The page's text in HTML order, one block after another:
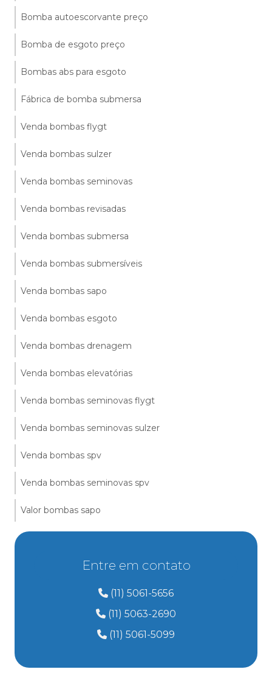
Bomba autoescorvante preço
Bomba de esgoto preço
Bombas abs para esgoto
Fábrica de bomba submersa
Venda bombas flygt
Venda bombas sulzer
Venda bombas seminovas
Venda bombas revisadas
Venda bombas submersa
Venda bombas submersíveis
Venda bombas sapo
Venda bombas esgoto
Venda bombas drenagem
Venda bombas elevatórias
Venda bombas seminovas flygt
Venda bombas seminovas sulzer
Venda bombas spv
Venda bombas seminovas spv
Valor bombas sapo
Entre em contato
(11) 5061-5656
(11) 5063-2690
(11) 5061-5099